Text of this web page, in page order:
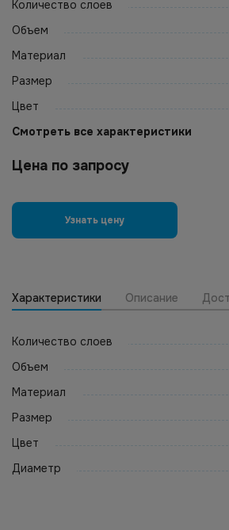
Количество слоев
Объем
Материал
Размер
Цвет
Смотреть все характеристики
Цена по запросу
Узнать цену
Характеристики Описание
Количество слоев
Объем
Материал
Размер
Цвет
Диаметр